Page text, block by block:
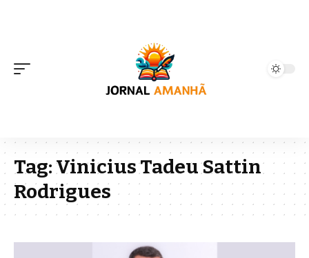
Tag:Vinicius Tadeu Sattin
Rodrigues